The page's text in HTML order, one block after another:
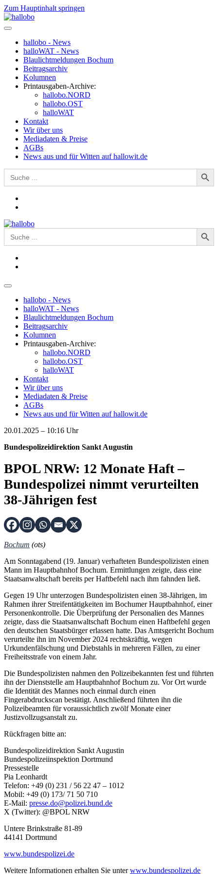
Zum Hauptinhalt springen
hallobo - News
halloWAT - News
Blaulichtmeldungen Bochum
Beitragsarchiv
Kolumnen
Printausgaben-Archive:
hallobo.NORD
hallobo.OST
halloWAT
Kontakt
Wir über uns
Mediadaten & Preise
AGBs
News aus und für Witten auf hallowit.de
Search
for:
Search Button
Search
for:
Search Button
hallobo - News
halloWAT - News
Blaulichtmeldungen Bochum
Beitragsarchiv
Kolumnen
Printausgaben-Archive:
hallobo.NORD
hallobo.OST
halloWAT
Kontakt
Wir über uns
Mediadaten & Preise
AGBs
News aus und für Witten auf hallowit.de
20.01.2025 – 10:16 Uhr
Bundespolizeidirektion Sankt Augustin
BPOL NRW: 12 Monate Haft –
Bundespolizei nimmt verurteilten
38-Jährigen fest
Bochum (ots)
Am Sonntagabend (19. Januar) verhafteten Bundespolizisten einen
Mann im Hauptbahnhof Bochum. Ermittlungen zeigte, dass eine
Staatsanwaltschaft bereits per Haftbefehl nach ihm fahnden ließ.
Gegen 19 Uhr unterzogen Bundespolizisten einen 38-Jährigen, im
Rahmen ihrer Streifentätigkeiten im Bochumer Hauptbahnhof, einer
Personenkontrolle. Die Überprüfung der Personalien des Mannes
zeigte, dass die Staatsanwaltschaft Bochum einen Haftbefehl gegen
den deutschen Staatsbürger erlassen hatte. Das Amtsgericht Bochum
verurteilte ihn im November 2024 rechtskräftig, wegen
Urkundenfälschung und Diebstahls in mehreren Fällen, zu einer
Freiheitsstrafe von einem Jahr.
Die Bundespolizisten nahmen den Polizeibekannten fest und führten
ihn der Dienststelle am Hauptbahnhof Bochum zu. Vor Ort wurde
die Identität des Mannes noch einmal durch einen
Fingerabdruckscan bestätigt. Anschließend führten ihn die
Polizeibeamten für voraussichtlich zwölf Monate einer
Justizvollzugsanstalt zu.
Rückfragen bitte an:
Bundespolizeidirektion Sankt Augustin
Bundespolizeiinspektion Dortmund
Pressestelle
Pia Leonhardt
Telefon: +49 (0) 231 / 56 22 47 – 1012
Mobil: +49 (0) 173/ 71 50 710
E-Mail: presse.do@polizei.bund.de
X (Twitter): @BPOL NRW
Untere Brinkstraße 81-89
44141 Dortmund
www.bundespolizei.de
Weitere Informationen erhalten Sie unterwww.bundespolizei.de